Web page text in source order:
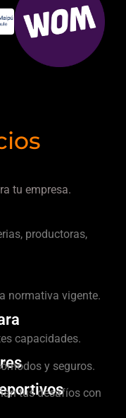
tu empresa.
productoras,
normativa vigente.
capacidades.
y seguros.
tus desafíos con